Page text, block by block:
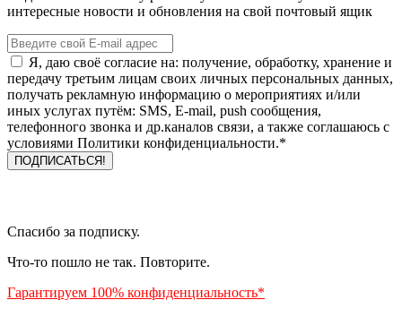
интересные новости и обновления на свой почтовый ящик
Я, даю своё согласие на: получение, обработку, хранение и
передачу третьим лицам своих личных персональных данных,
получать рекламную информацию о мероприятиях и/или
иных услугах путём: SMS, E-mail, push сообщения,
телефонного звонка и др.каналов связи, а также соглашаюсь с
условиями Политики конфиденциальности.*
Спасибо за подписку.
Что-то пошло не так. Повторите.
Гарантируем 100% конфиденциальность*